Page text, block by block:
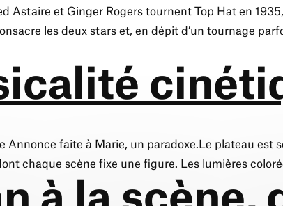
Astaire et Ginger Rogers tournent Top Hat en
les deux stars et, en dépit d’un tournage
Annonce faite à Marie, un paradoxe.Le plateau
chaque scène fixe une figure. Les lumières